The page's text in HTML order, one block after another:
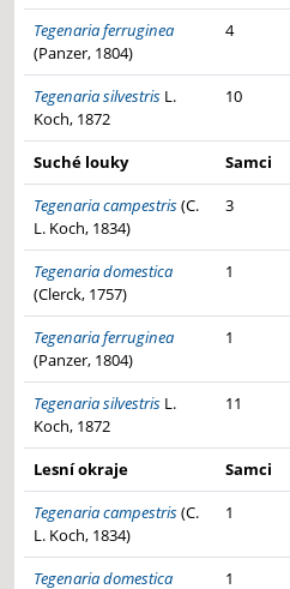
Tegenaria ferruginea
(Panzer, 1804)
4
Tegenaria silvestris L.
Koch, 1872
10
Suché louky Samci
Tegenaria campestris(C.
L. Koch, 1834)
3
Tegenaria domestica
(Clerck, 1757)
1
Tegenaria ferruginea
(Panzer, 1804)
1
Tegenaria silvestris L.
Koch, 1872
11
Lesní okraje Samci
Tegenaria campestris(C.
L. Koch, 1834)
1
Tegenaria domestica 1